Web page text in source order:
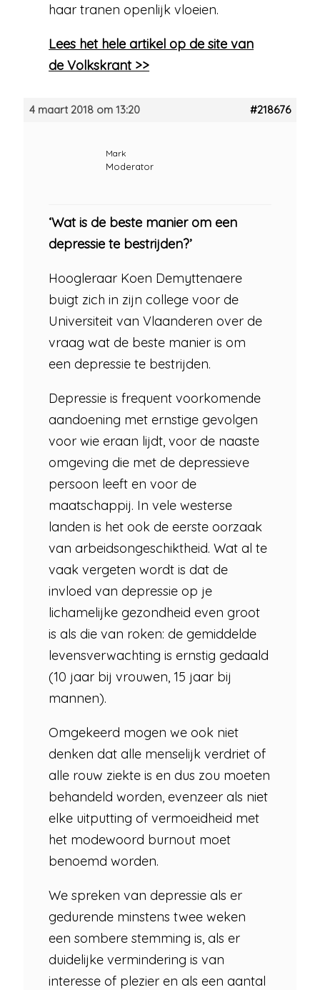
haar tranen openlijk vloeien.
Lees het hele artikel op de site van
de Volkskrant >>
4 maart 2018 om 13:20 #218676
Mark
Moderator
‘Wat is de beste manier om een
depressie te bestrijden?’
Hoogleraar Koen Demyttenaere
buigt zich in zijn college voor de
Universiteit van Vlaanderen over de
vraag wat de beste manier is om
een depressie te bestrijden.
Depressie is frequent voorkomende
aandoening met ernstige gevolgen
voor wie eraan lijdt, voor de naaste
omgeving die met de depressieve
persoon leeft en voor de
maatschappij. In vele westerse
landen is het ook de eerste oorzaak
van arbeidsongeschiktheid. Wat al te
vaak vergeten wordt is dat de
invloed van depressie op je
lichamelijke gezondheid even groot
is als die van roken: de gemiddelde
levensverwachting is ernstig gedaald
(10 jaar bij vrouwen, 15 jaar bij
mannen).
Omgekeerd mogen we ook niet
denken dat alle menselijk verdriet of
alle rouw ziekte is en dus zou moeten
behandeld worden, evenzeer als niet
elke uitputting of vermoeidheid met
het modewoord burnout moet
benoemd worden.
We spreken van depressie als er
gedurende minstens twee weken
een sombere stemming is, als er
duidelijke vermindering is van
interesse of plezier en als een aantal